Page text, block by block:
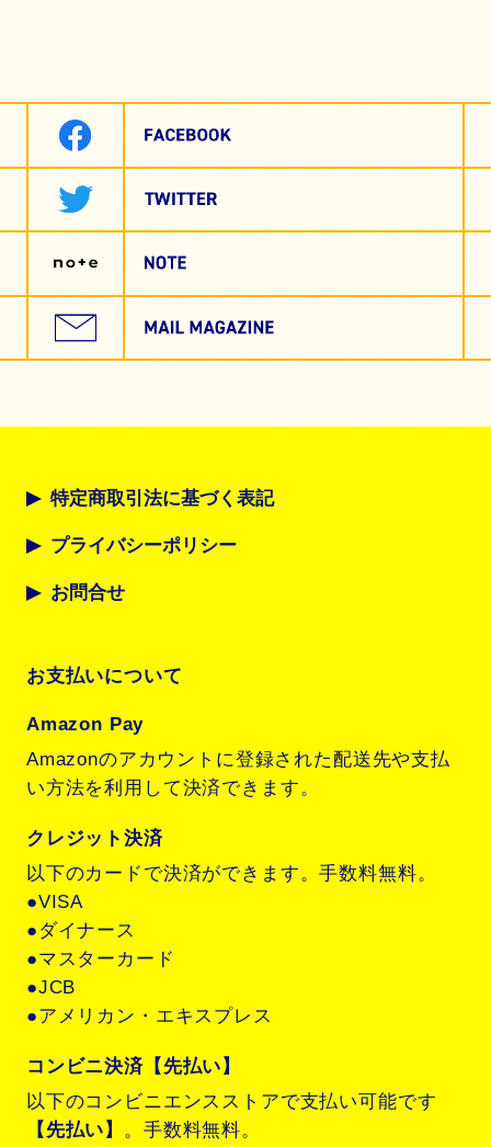
特定商取引法に基づく表記
プライバシーポリシー
お問合せ
お支払いについて
Amazon Pay
Amazonのアカウントに登録された配送先や支払
い方法を利用して決済できます。
クレジット決済
以下のカードで決済ができます。手数料無料。
●VISA
●ダイナース
●マスターカード
●JCB
●アメリカン・エキスプレス
コンビニ決済【先払い】
以下のコンビニエンスストアで支払い可能です
【先払い】 。手数料無料。